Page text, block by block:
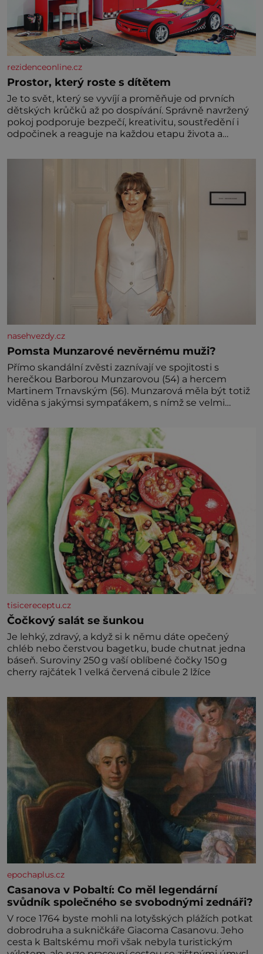
rezidenceonline.cz
Prostor, který roste s dítětem
Je to svět, který se vyvíjí a proměňuje od prvních
dětských krůčků až po dospívání. Správně navržený
pokoj podporuje bezpečí, kreativitu, soustředění i
odpočinek a reaguje na každou etapu života a
jednoduchost, měkkost a bezpečí, proto by pokoj
nasehvezdy.cz
Pomsta Munzarové nevěrnému muži?
Přímo skandální zvěsti zaznívají ve spojitosti s
herečkou Barborou Munzarovou (54) a hercem
Martinem Trnavským (56). Munzarová měla být totiž
viděna s jakýmsi sympaťákem, s nímž se velmi
tisicereceptu.cz
Čočkový salát se šunkou
Je lehký, zdravý, a když si k němu dáte opečený
chléb nebo čerstvou bagetku, bude chutnat jedna
báseň. Suroviny 250 g vaší oblíbené čočky 150 g
cherry rajčátek 1 velká červená cibule 2 lžíce
epochaplus.cz
Casanova v Pobaltí: Co měl legendární
svůdník společného se svobodnými zednáři?
V roce 1764 byste mohli na lotyšských plážích potkat
dobrodruha a sukničkáře Giacoma Casanovu. Jeho
cesta k Baltskému moři však nebyla turistickým